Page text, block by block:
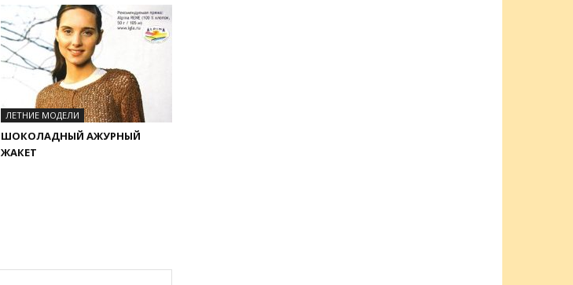
ЛЕТНИЕ МОДЕЛИ
ШОКОЛАДНЫЙ АЖУРНЫЙ
ЖАКЕТ